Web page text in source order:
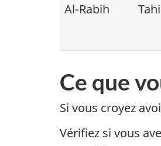
Al-Rabih
Ce que
Si vous croyez
Vérifiez si vous